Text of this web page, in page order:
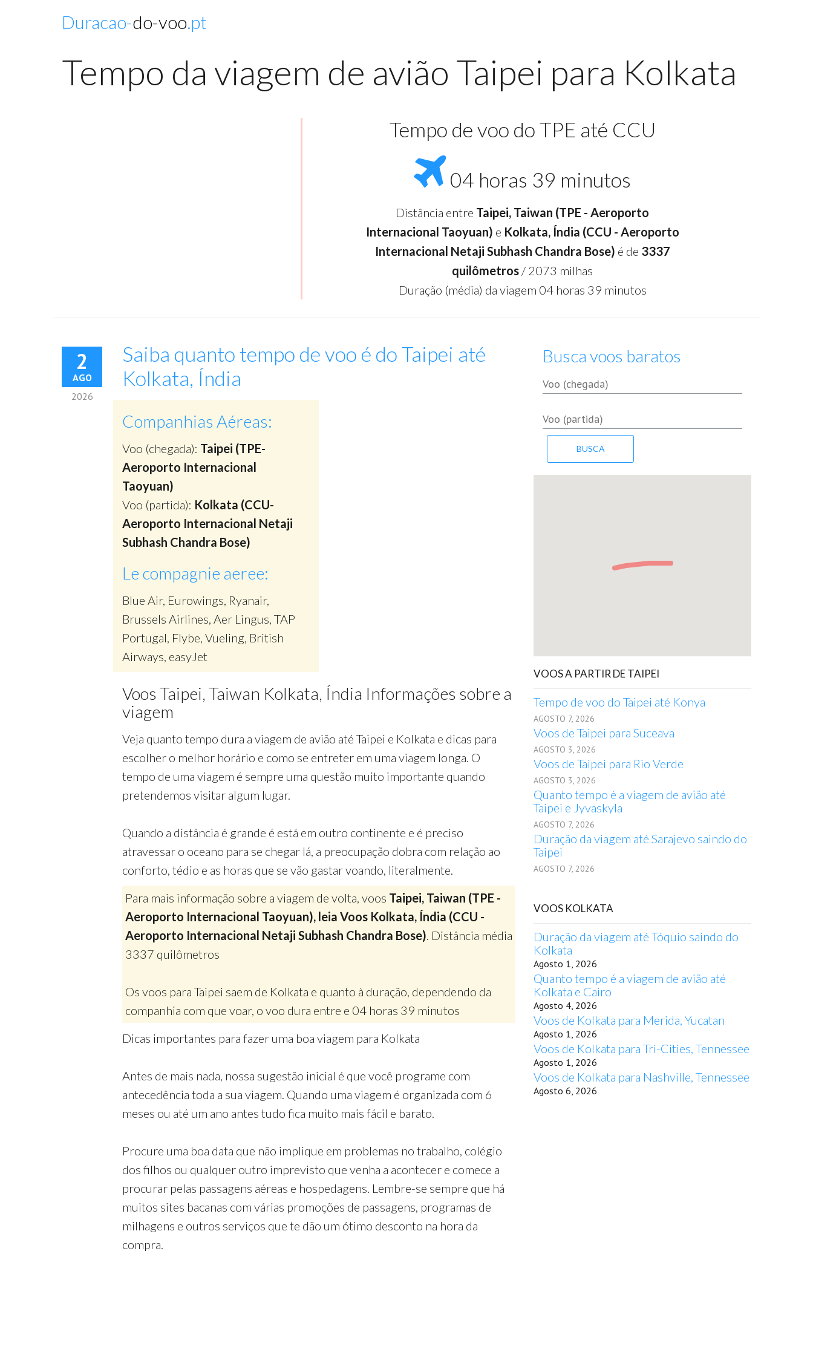
Duracao-do-voo.pt
Tempo da viagem de avião Taipei para Kolkata
Tempo de voo do TPE até CCU
04 horas 39 minutos
Distância entre Taipei, Taiwan (TPE - Aeroporto
Internacional Taoyuan) e Kolkata, Índia (CCU - Aeroporto
Internacional Netaji Subhash Chandra Bose) é de 3337
quilômetros / 2073 milhas
Duração (média) da viagem 04 horas 39 minutos
2
AGO
2026
Saiba quanto tempo de voo é do Taipei até
Kolkata, Índia
Companhias Aéreas:
Voo (chegada): Taipei (TPE-
Aeroporto Internacional
Taoyuan)
Voo (partida): Kolkata (CCU-
Aeroporto Internacional Netaji
Subhash Chandra Bose)
Le compagnie aeree:
Blue Air, Eurowings, Ryanair,
Brussels Airlines, Aer Lingus, TAP
Portugal, Flybe, Vueling, British
Airways, easyJet
Voos Taipei, Taiwan Kolkata, Índia Informações sobre a
viagem
Veja quanto tempo dura a viagem de avião até Taipei e Kolkata e dicas para
escolher o melhor horário e como se entreter em uma viagem longa. O
tempo de uma viagem é sempre uma questão muito importante quando
pretendemos visitar algum lugar.
Quando a distância é grande é está em outro continente e é preciso
atravessar o oceano para se chegar lá, a preocupação dobra com relação ao
conforto, tédio e as horas que se vão gastar voando, literalmente.
Para mais informação sobre a viagem de volta, voos Taipei, Taiwan (TPE -
Aeroporto Internacional Taoyuan), leia Voos Kolkata, Índia (CCU -
Aeroporto Internacional Netaji Subhash Chandra Bose). Distância média
3337 quilômetros
Os voos para Taipei saem de Kolkata e quanto à duração, dependendo da
companhia com que voar, o voo dura entre e 04 horas 39 minutos
Dicas importantes para fazer uma boa viagem para Kolkata
Antes de mais nada, nossa sugestão inicial é que você programe com
antecedência toda a sua viagem. Quando uma viagem é organizada com 6
meses ou até um ano antes tudo fica muito mais fácil e barato.
Procure uma boa data que não implique em problemas no trabalho, colégio
dos filhos ou qualquer outro imprevisto que venha a acontecer e comece a
procurar pelas passagens aéreas e hospedagens. Lembre-se sempre que há
muitos sites bacanas com várias promoções de passagens, programas de
milhagens e outros serviços que te dão um ótimo desconto na hora da
compra.
Busca voos baratos
VOOS A PARTIR DE TAIPEI
Tempo de voo do Taipei até Konya
AGOSTO 7, 2026
Voos de Taipei para Suceava
AGOSTO 3, 2026
Voos de Taipei para Rio Verde
AGOSTO 3, 2026
Quanto tempo é a viagem de avião até
Taipei e Jyvaskyla
AGOSTO 7, 2026
Duração da viagem até Sarajevo saindo do
Taipei
AGOSTO 7, 2026
VOOS KOLKATA
Duração da viagem até Tóquio saindo do
Kolkata
Agosto 1, 2026
Quanto tempo é a viagem de avião até
Kolkata e Cairo
Agosto 4, 2026
Voos de Kolkata para Merida, Yucatan
Agosto 1, 2026
Voos de Kolkata para Tri-Cities, Tennessee
Agosto 1, 2026
Voos de Kolkata para Nashville, Tennessee
Agosto 6, 2026